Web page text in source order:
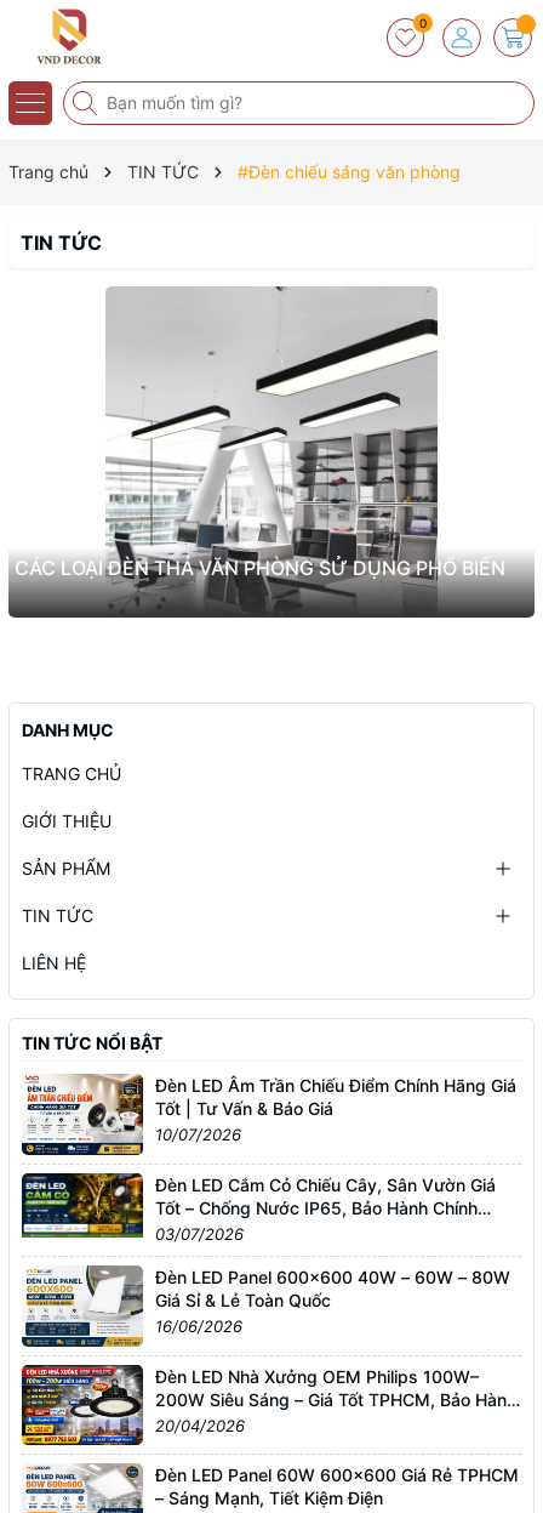
0
Trang chủ TIN TỨC #Đèn chiếu sáng văn phòng
TIN TỨC
CÁC LOẠI ĐÈN THẢ VĂN PHÒNG SỬ DỤNG PHỔ BIẾN
DANH MỤC
TRANG CHỦ
GIỚI THIỆU
SẢN PHẨM
TIN TỨC
LIÊN HỆ
TIN TỨC NỔI BẬT
Đèn LED Âm Trần Chiếu Điểm Chính Hãng Giá
Tốt | Tư Vấn & Báo Giá
10/07/2026
Đèn LED Cắm Cỏ Chiếu Cây, Sân Vườn Giá
Tốt – Chống Nước IP65, Bảo Hành Chính
Hãng
03/07/2026
Đèn LED Panel 600x600 40W – 60W – 80W
Giá Sỉ & Lẻ Toàn Quốc
16/06/2026
Đèn LED Nhà Xưởng OEM Philips 100W–
200W Siêu Sáng – Giá Tốt TPHCM, Bảo Hành
3 Năm
20/04/2026
Đèn LED Panel 60W 600x600 Giá Rẻ TPHCM
– Sáng Mạnh, Tiết Kiệm Điện